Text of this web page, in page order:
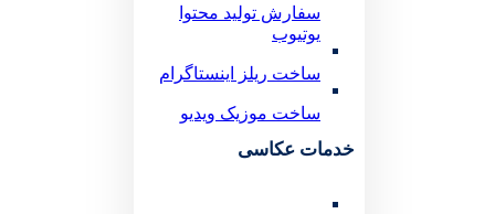
سفارش تولید محتوا
یوتیوب
ساخت ریلز اینستاگرام
ساخت موزیک ویدیو
خدمات عکاسی